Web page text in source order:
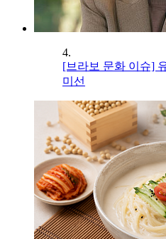
4.
[브라보 문화 이슈]
미선